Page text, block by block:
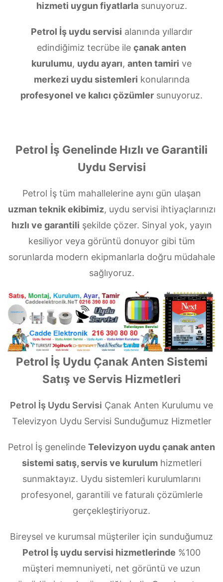
hizmeti uygun fiyatlarlasunuyoruz.
Petrol İş uydu servisi alanında yıllardır
edindiğimiz tecrübe ile çanak anten
kurulumu, uydu ayarı, anten tamiri ve
merkezi uydu sistemleri konularında
profesyonel ve kalıcı çözümler sunuyoruz.
Petrol İş Genelinde Hızlı ve Garantili
Uydu Servisi
Petrol İş tüm mahallelerine aynı gün ulaşan
uzman teknik ekibimiz, uydu servisi ihtiyaçlarınızı
hızlı ve garantili şekilde çözer. Sinyal yok, yayın
kesiliyor veya görüntü donuyor gibi tüm
sorunlarda modern ekipmanlarla doğru müdahale
sağlıyoruz.
Petrol İş Uydu Çanak Anten Sistemi
Satış ve Servis Hizmetleri
Petrol İş Uydu Servisi Çanak Anten Kurulumu ve
Televizyon Uydu Servisi Sunduğumuz Hizmetler
Petrol İş genelinde Televizyon uydu çanak anten
sistemi satış, servis ve kurulumhizmetleri
sunmaktayız. Uydu sistemleri kurulumlarını
profesyonel, garantili ve faturalı çözümlerle
gerçekleştiriyoruz.
Bireysel ve kurumsal müşteriler için sunduğumuz
Petrol İş uydu servisi hizmetlerinde %100
müşteri memnuniyeti, net görüntü ve uzun